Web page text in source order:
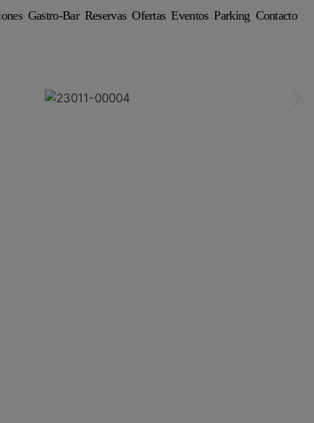
Gastro-Bar Reservas Ofertas Eventos Parking Contacto